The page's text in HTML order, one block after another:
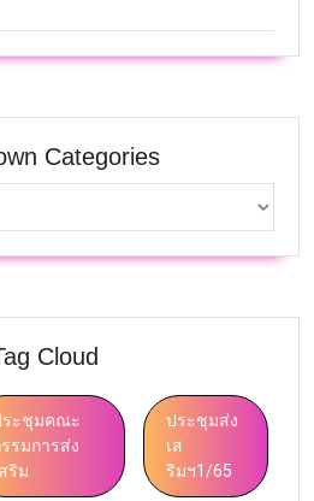
Categories
Cloud
ะชุมคณะ
รมการส่ง
ริม
ประชุมส่ง
เส
ริมฯ1/65